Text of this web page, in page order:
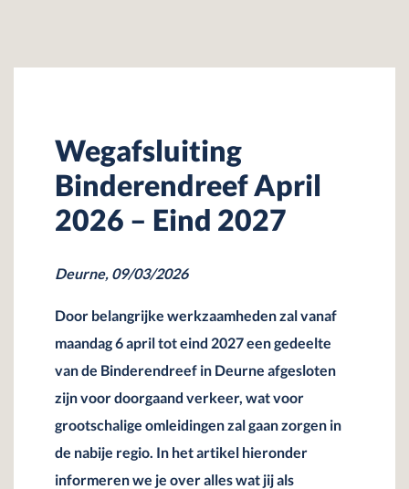
Wegafsluiting
Binderendreef April
2026 – Eind 2027
Deurne, 09/03/2026
Door belangrijke werkzaamheden zal vanaf
maandag 6 april tot eind 2027 een gedeelte
van de Binderendreef in Deurne afgesloten
zijn voor doorgaand verkeer, wat voor
grootschalige omleidingen zal gaan zorgen in
de nabije regio. In het artikel hieronder
informeren we je over alles wat jij als